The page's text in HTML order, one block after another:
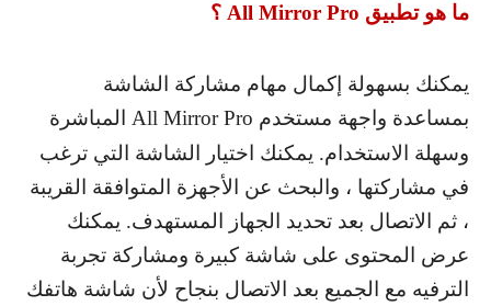
ما هو تطبيق All Mirror Pro ؟
يمكنك بسهولة إكمال مهام مشاركة الشاشة
بمساعدة واجهة مستخدم All Mirror Pro المباشرة
وسهلة الاستخدام. يمكنك اختيار الشاشة التي ترغب
في مشاركتها ، والبحث عن الأجهزة المتوافقة القريبة
، ثم الاتصال بعد تحديد الجهاز المستهدف. يمكنك
عرض المحتوى على شاشة كبيرة ومشاركة تجربة
الترفيه مع الجميع بعد الاتصال بنجاح لأن شاشة هاتفك